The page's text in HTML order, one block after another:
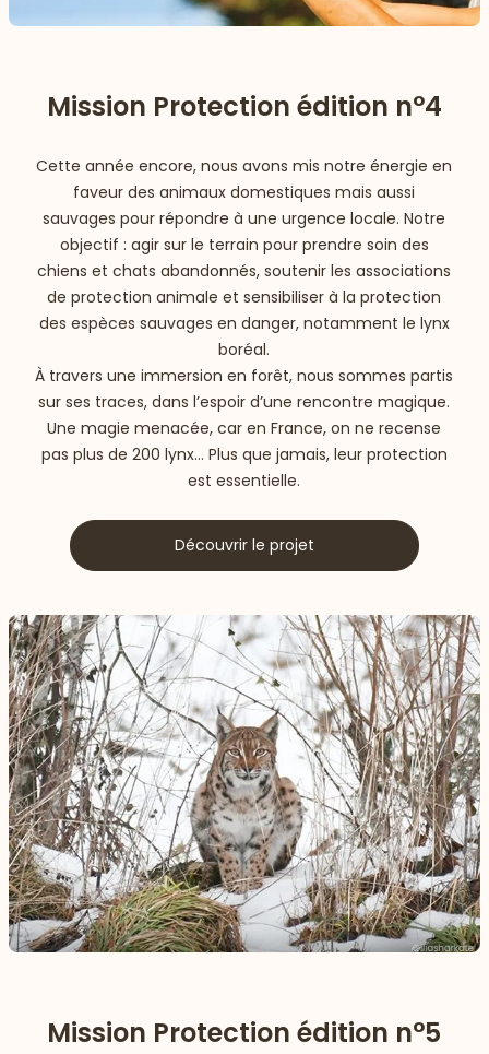
Mission Protection édition n°4
Cette année encore, nous avons mis notre énergie en
faveur des animaux domestiques mais aussi
sauvages pour répondre à une urgence locale. Notre
objectif : agir sur le terrain pour prendre soin des
chiens et chats abandonnés, soutenir les associations
de protection animale et sensibiliser à la protection
des espèces sauvages en danger, notamment le lynx
boréal.
À travers une immersion en forêt, nous sommes partis
sur ses traces, dans l’espoir d’une rencontre magique.
Une magie menacée, car en France, on ne recense
pas plus de 200 lynx… Plus que jamais, leur protection
est essentielle.
Découvrir le projet
Mission Protection édition n°5